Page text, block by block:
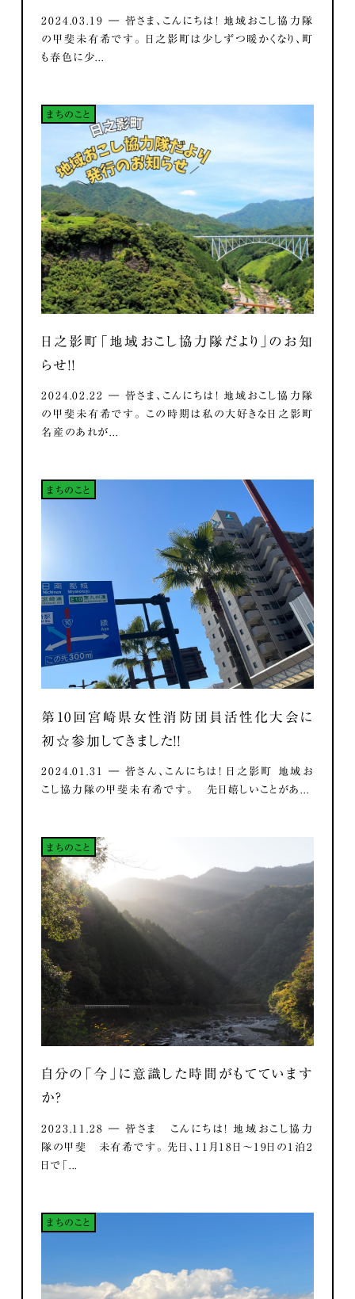
2024.03.19 ― 皆さま、こんにちは！ 地域おこし協力隊
の甲斐未有希です。 日之影町は少しずつ暖かくなり、町
も春色に少...
まちのこと
日之影町「地域おこし協力隊だより」のお知
らせ！！
2024.02.22 ― 皆さま、こんにちは！ 地域おこし協力隊
の甲斐未有希です。 この時期は私の大好きな日之影町
名産のあれが...
まちのこと
第10回宮崎県女性消防団員活性化大会に
初☆参加してきました！！
2024.01.31 ― 皆さん、こんにちは！ 日之影町 地域お
こし協力隊の甲斐未有希です。 先日嬉しいことがあ...
まちのこと
自分の「今」に意識した時間がもてています
か？
2023.11.28 ― 皆さま こんにちは！ 地域おこし協力
隊の甲斐 未有希です。 先日、11月18日～19日の1泊2
日で「...
まちのこと